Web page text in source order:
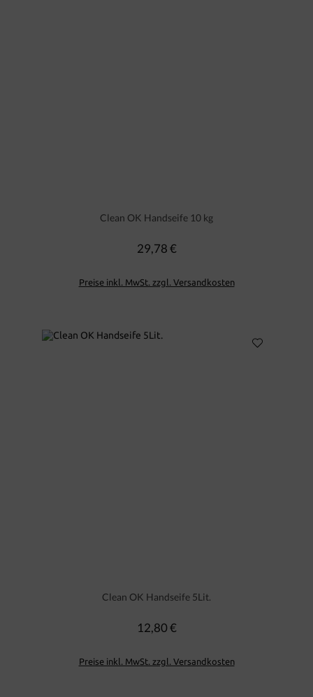
Clean OK Handseife 10 kg
Regulärer Preis:
29,78 €
Preise inkl. MwSt. zzgl. Versandkosten
Clean OK Handseife 5Lit.
Regulärer Preis:
12,80 €
Preise inkl. MwSt. zzgl. Versandkosten